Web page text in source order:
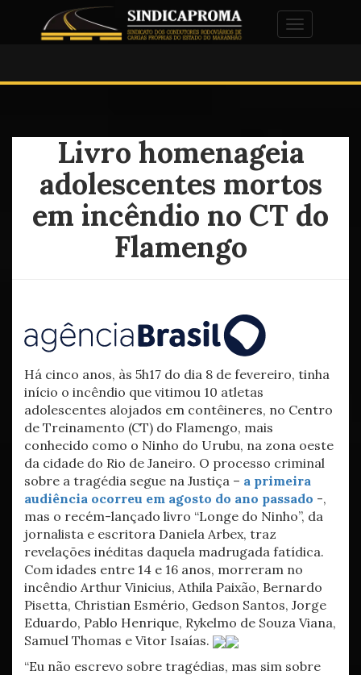
Alternar
Livro homenageia
adolescentes mortos
em incêndio no CT do
Flamengo
Há cinco anos, às 5h17 do dia 8 de fevereiro, tinha
início o incêndio que vitimou 10 atletas
adolescentes alojados em contêineres, no Centro
de Treinamento (CT) do Flamengo, mais
conhecido como o Ninho do Urubu, na zona oeste
da cidade do Rio de Janeiro. O processo criminal
sobre a tragédia segue na Justiça – a primeira
audiência ocorreu em agosto do ano passado -,
mas o recém-lançado livro “Longe do Ninho”, da
jornalista e escritora Daniela Arbex, traz
revelações inéditas daquela madrugada fatídica.
Com idades entre 14 e 16 anos, morreram no
incêndio Arthur Vinicius, Athila Paixão, Bernardo
Pisetta, Christian Esmério, Gedson Santos, Jorge
Eduardo, Pablo Henrique, Rykelmo de Souza Viana,
Samuel Thomas e Vitor Isaías.
“Eu não escrevo sobre tragédias, mas sim sobre